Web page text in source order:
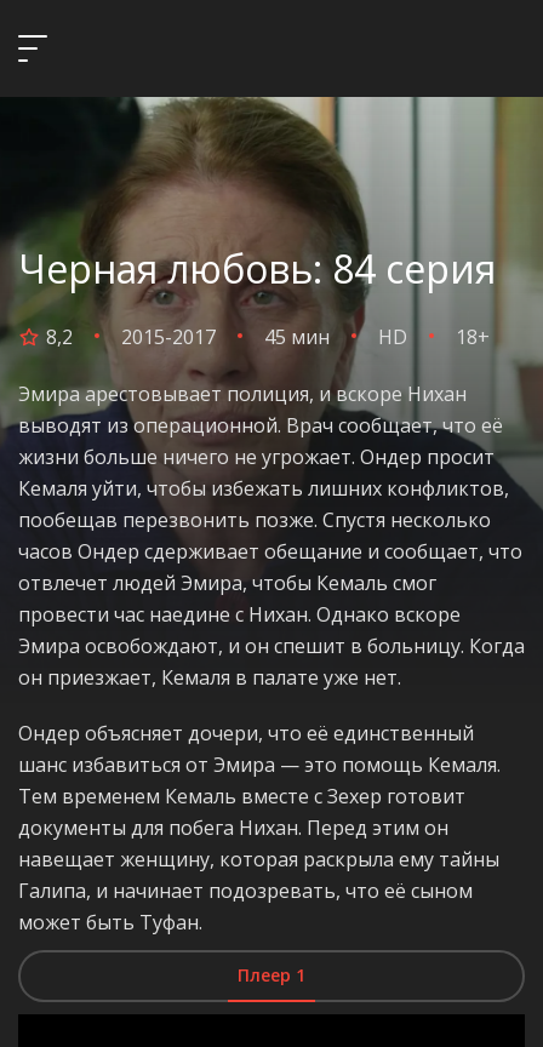
Черная любовь: 84 серия
8,2 2015-2017 45 мин HD 18+
Эмира арестовывает полиция, и вскоре Нихан
выводят из операционной. Врач сообщает, что её
жизни больше ничего не угрожает. Ондер просит
Кемаля уйти, чтобы избежать лишних конфликтов,
пообещав перезвонить позже. Спустя несколько
часов Ондер сдерживает обещание и сообщает, что
отвлечет людей Эмира, чтобы Кемаль смог
провести час наедине с Нихан. Однако вскоре
Эмира освобождают, и он спешит в больницу. Когда
он приезжает, Кемаля в палате уже нет.
Ондер объясняет дочери, что её единственный
шанс избавиться от Эмира — это помощь Кемаля.
Тем временем Кемаль вместе с Зехер готовит
документы для побега Нихан. Перед этим он
навещает женщину, которая раскрыла ему тайны
Галипа, и начинает подозревать, что её сыном
может быть Туфан.
Плеер 1